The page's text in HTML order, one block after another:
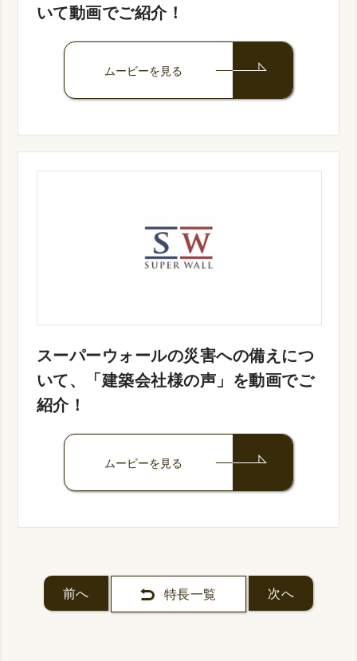
いて動画でご紹介！
ムービーを見る
スーパーウォールの災害への備えにつ
いて、「建築会社様の声」を動画でご
紹介！
ムービーを見る
前へ 特長一覧 次へ